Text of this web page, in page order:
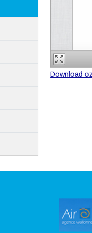
Download